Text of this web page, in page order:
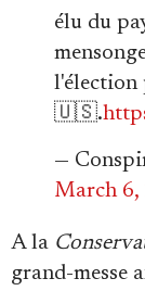
élu du
l'élection
🇺🇸.
—
March 6,
A la
grand-messe